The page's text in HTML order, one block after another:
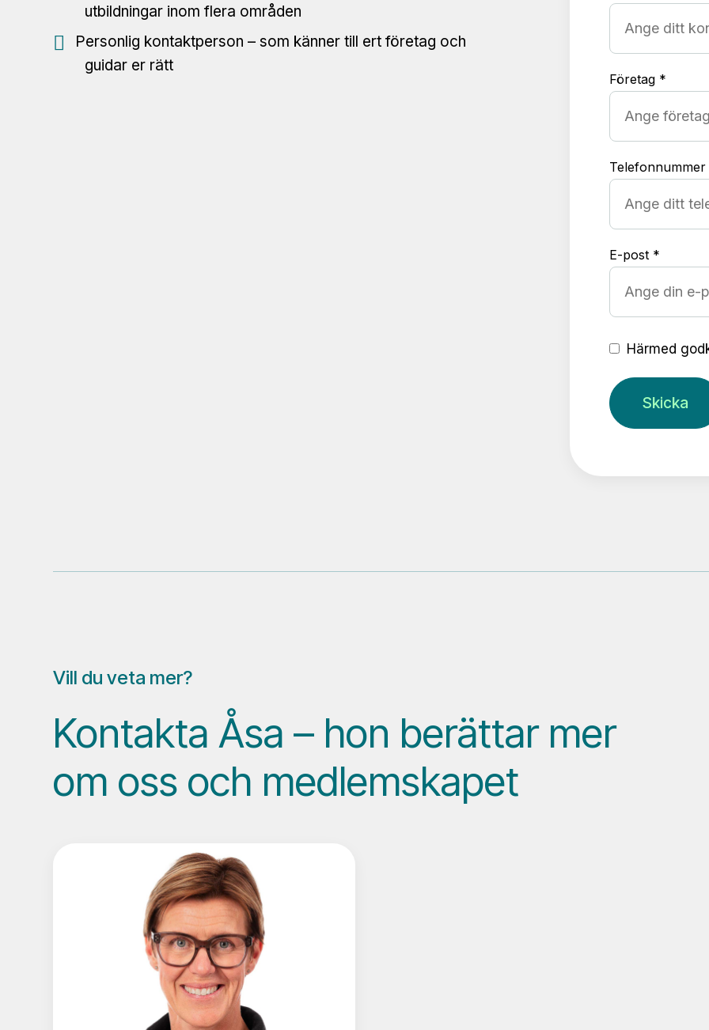
utbildningar inom flera områden
Personlig kontaktperson – som känner till ert företag och
guidar er rätt
Företag *
E-post *
Härmed
Skicka
Vill du veta mer?
Kontakta Åsa – hon berättar mer
om oss och medlemskapet